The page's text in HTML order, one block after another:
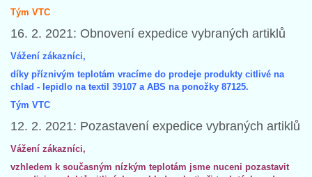
Tým VTC
16. 2. 2021: Obnovení expedice vybraných artiklů
Vážení zákazníci,
díky příznivým teplotám vracíme do prodeje produkty citlivé na
chlad - lepidlo na textil 39107 a ABS na ponožky 87125.
Tým VTC
12. 2. 2021: Pozastavení expedice vybraných artiklů
Vážení zákazníci,
vzhledem k současným nízkým teplotám jsme nuceni pozastavit